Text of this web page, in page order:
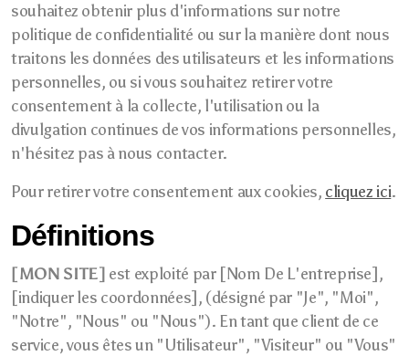
souhaitez obtenir plus d'informations sur notre
politique de confidentialité ou sur la manière dont nous
traitons les données des utilisateurs et les informations
personnelles, ou si vous souhaitez retirer votre
consentement à la collecte, l'utilisation ou la
divulgation continues de vos informations personnelles,
n'hésitez pas à nous contacter.
Pour retirer votre consentement aux cookies, cliquez ici.
Définitions
[MON SITE] est exploité par [Nom De L'entreprise],
[indiquer les coordonnées], (désigné par "Je", "Moi",
"Notre", "Nous" ou "Nous"). En tant que client de ce
service, vous êtes un "Utilisateur", "Visiteur" ou "Vous"